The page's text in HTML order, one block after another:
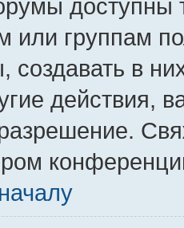
доступны
или группам
создавать в
действия,